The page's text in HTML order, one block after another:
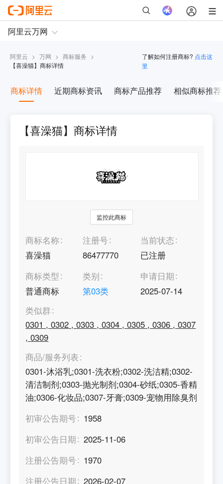
阿里云 > 万网 > 商标服务 >
【喜澡猫】商标详情
了解如何注册商标? 点击这
里
商标详情 近期商标资讯 商标产品推荐 相似商标推荐
【喜澡猫】商标详情
监控此商标
商标名称
喜澡猫
注册号
86477770
当前状态
已注册
商标类型
普通商标
类别
第03类
申请日期
2025-07-14
类似群
0301 ,0302 ,0303 ,0304 ,0305 ,0306 ,0307
,0309
商品/服务列表
0301-沐浴乳;0301-洗衣粉;0302-洗洁精;0302-
清洁制剂;0303-抛光制剂;0304-砂纸;0305-香精
油;0306-化妆品;0307-牙膏;0309-宠物用除臭剂
初审公告期号
1958
初审公告日期
2025-11-06
注册公告期号
1970
注册公告日期
2026-02-07